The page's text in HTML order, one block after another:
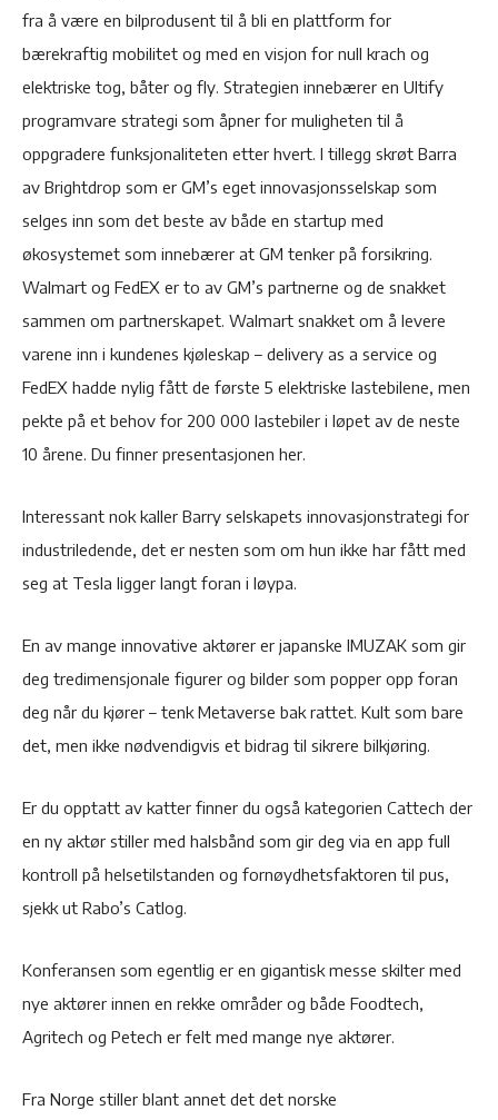
fra å være en bilprodusent til å bli en plattform for
bærekraftig mobilitet og med en visjon for null krach og
elektriske tog, båter og fly. Strategien innebærer en Ultify
programvare strategi som åpner for muligheten til å
oppgradere funksjonaliteten etter hvert. I tillegg skrøt Barra
av Brightdrop som er GM’s eget innovasjonsselskap som
selges inn som det beste av både en startup med
økosystemet som innebærer at GM tenker på forsikring.
Walmart og FedEX er to av GM’s partnerne og de snakket
sammen om partnerskapet. Walmart snakket om å levere
varene inn i kundenes kjøleskap – delivery as a service og
FedEX hadde nylig fått de første 5 elektriske lastebilene, men
pekte på et behov for 200 000 lastebiler i løpet av de neste
10 årene. Du finner presentasjonen her.
Interessant nok kaller Barry selskapets innovasjonstrategi for
industriledende, det er nesten som om hun ikke har fått med
seg at Tesla ligger langt foran i løypa.
En av mange innovative aktører er japanske IMUZAK som gir
deg tredimensjonale figurer og bilder som popper opp foran
deg når du kjører – tenk Metaverse bak rattet. Kult som bare
det, men ikke nødvendigvis et bidrag til sikrere bilkjøring.
Er du opptatt av katter finner du også kategorien Cattech der
en ny aktør stiller med halsbånd som gir deg via en app full
kontroll på helsetilstanden og fornøydhetsfaktoren til pus,
sjekk ut Rabo’s Catlog.
Konferansen som egentlig er en gigantisk messe skilter med
nye aktører innen en rekke områder og både Foodtech,
Agritech og Petech er felt med mange nye aktører.
Fra Norge stiller blant annet det det norske